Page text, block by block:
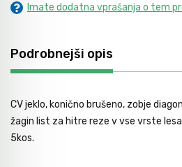
Imate dodatna vprašanja o tem
Podrobnejši opis
CV jeklo, konično brušeno, zobje
žagin list za hitre reze v vse vrste
5kos.
Avtomobilsko orodje
Inštalatersko orodje